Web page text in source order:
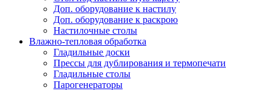
Доп. оборудование к настилу
Доп. оборудование к раскрою
Настилочные столы
Влажно-тепловая обработка
Гладильные доски
Прессы для дублирования и термопечати
Гладильные столы
Парогенераторы